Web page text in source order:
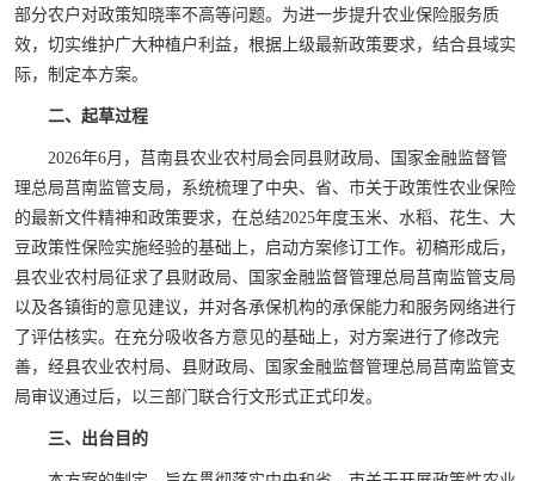
部分农户对政策知晓率不高等问题。为进一步提升农业保险服务质
效，切实维护广大种植户利益，根据上级最新政策要求，结合县域实
际，制定本方案。
二、起草过程
2026年6月，莒南县农业农村局会同县财政局、国家金融监督管
理总局莒南监管支局，系统梳理了中央、省、市关于政策性农业保险
的最新文件精神和政策要求，在总结2025年度玉米、水稻、花生、大
豆政策性保险实施经验的基础上，启动方案修订工作。初稿形成后，
县农业农村局征求了县财政局、国家金融监督管理总局莒南监管支局
以及各镇街的意见建议，并对各承保机构的承保能力和服务网络进行
了评估核实。在充分吸收各方意见的基础上，对方案进行了修改完
善，经县农业农村局、县财政局、国家金融监督管理总局莒南监管支
局审议通过后，以三部门联合行文形式正式印发。
三、出台目的